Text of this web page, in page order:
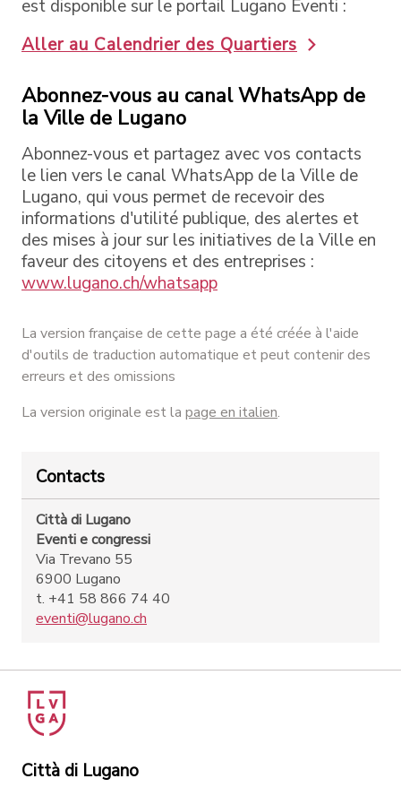
est disponible sur le portail Lugano Eventi :
Aller au Calendrier des Quartiers
Abonnez-vous au canal WhatsApp de
la Ville de Lugano
Abonnez-vous et partagez avec vos contacts
le lien vers le canal WhatsApp de la Ville de
Lugano, qui vous permet de recevoir des
informations d'utilité publique, des alertes et
des mises à jour sur les initiatives de la Ville en
faveur des citoyens et des entreprises :
www.lugano.ch/whatsapp
La version française de cette page a été créée à l'aide
d'outils de traduction automatique et peut contenir des
erreurs et des omissions
La version originale est la page en italien.
Contacts
Città di Lugano
Eventi e congressi
Via Trevano 55
6900 Lugano
t. +41 58 866 74 40
eventi@lugano.ch
Città di Lugano